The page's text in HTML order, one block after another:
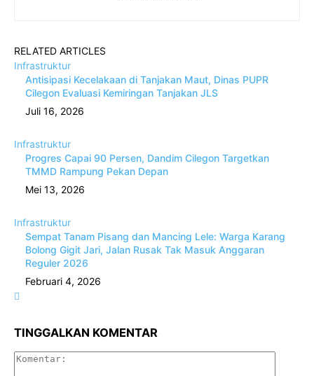
RELATED ARTICLES
Infrastruktur
Antisipasi Kecelakaan di Tanjakan Maut, Dinas PUPR
Cilegon Evaluasi Kemiringan Tanjakan JLS
Juli 16, 2026
Infrastruktur
Progres Capai 90 Persen, Dandim Cilegon Targetkan
TMMD Rampung Pekan Depan
Mei 13, 2026
Infrastruktur
Sempat Tanam Pisang dan Mancing Lele: Warga Karang
Bolong Gigit Jari, Jalan Rusak Tak Masuk Anggaran
Reguler 2026
Februari 4, 2026
TINGGALKAN KOMENTAR